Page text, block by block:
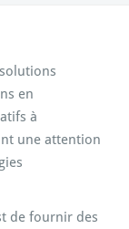
en
à
une attention
de fournir des